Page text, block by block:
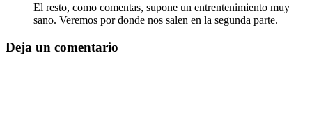
El resto, como comentas, supone un entrentenimiento muy
sano. Veremos por donde nos salen en la segunda parte.
Deja un comentario